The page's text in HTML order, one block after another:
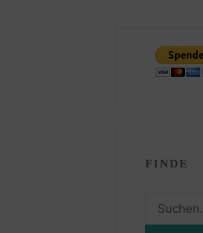
FINDE
Suchen
nach: